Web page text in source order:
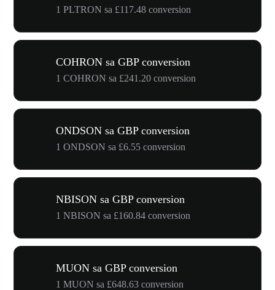
1 PLTRON sa £117.48 conversion
COHRON sa GBP conversion
1 COHRON sa £241.20 conversion
ONDSON sa GBP conversion
1 ONDSON sa £6.55 conversion
NBISON sa GBP conversion
1 NBISON sa £160.84 conversion
MUON sa GBP conversion
1 MUON sa £648.63 conversion